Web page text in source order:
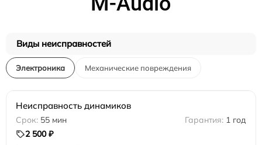
Виды неисправностей
Электроника Механические повреждения
Неисправность динамиков
55 мин
1 год
2 500 ₽